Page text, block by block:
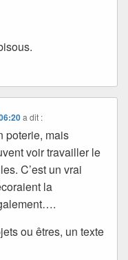
a dit :
poterie, mais
voir travailler le
C’est un vrai
la
ou êtres, un texte